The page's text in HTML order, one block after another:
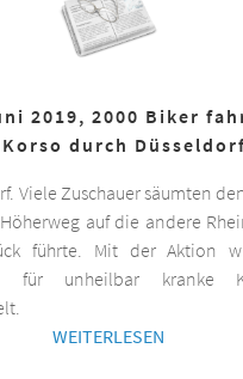
2019, 2000 Biker
durch
Viele Zuschauer säumten
auf die andere
führte. Mit der Aktion
für unheilbar kranke
WEITERLESEN